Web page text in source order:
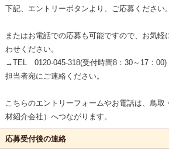
下記、エントリーボタンより、ご応募ください。
またはお電話での応募も可能ですので、お気軽
わせください。
→TEL 0120-045-318(受付時間8：30～17：00)
担当者宛にご連絡ください。
こちらのエントリーフォームやお電話は、鳥取
材紹介会社）へつながります。
応募受付後の連絡